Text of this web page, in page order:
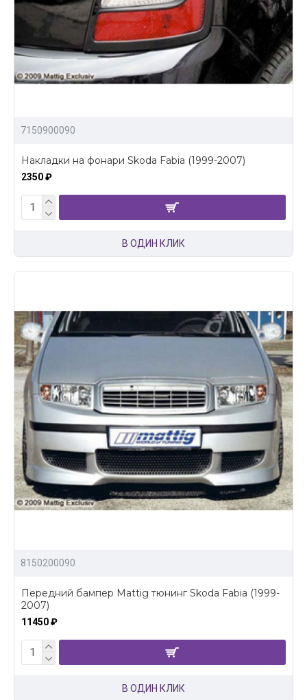
7150900090
Накладки на фонари Skoda Fabia (1999-2007)
2350 ₽
В ОДИН КЛИК
8150200090
Передний бампер Mattig тюнинг Skoda Fabia (1999-
2007)
11450 ₽
В ОДИН КЛИК